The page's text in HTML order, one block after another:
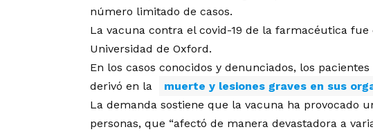
número limitado de casos.
La vacuna contra el covid-19 de la farmacéutica
Universidad de Oxford.
En los casos conocidos y denunciados, los
derivó en la
muerte y lesiones graves en sus
La demanda sostiene que la vacuna ha provocado
personas, que “afectó de manera devastadora a